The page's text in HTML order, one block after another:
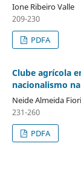
Ione Ribeiro Valle
209-230
PDFA
Clube agrícola
nacionalismo
Neide Almeida Fiori
231-260
PDFA